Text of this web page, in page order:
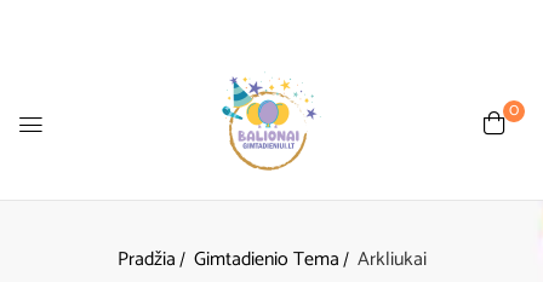
0
Pradžia Gimtadienio Tema Arkliukai